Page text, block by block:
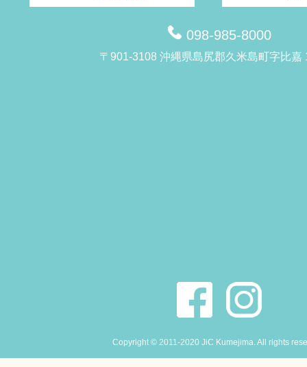
098-985-8000
〒901-3108 沖縄県島尻郡久米島町字比嘉
Copyright © 2011-2020 JiC Kumejima. All rights